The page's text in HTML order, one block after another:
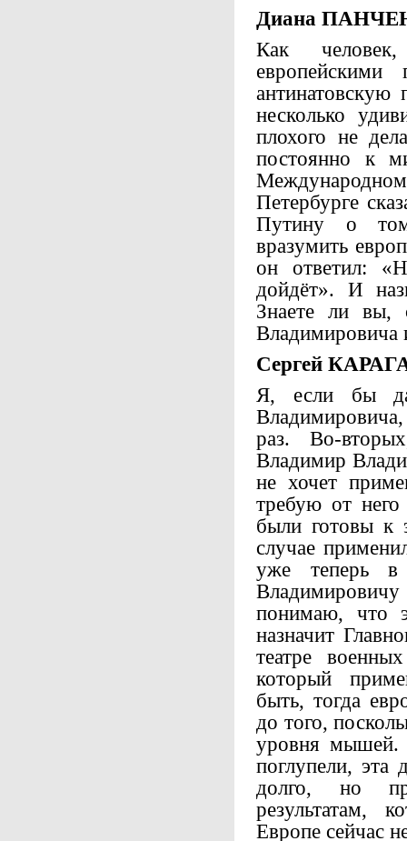
Диана
Как
европейскими
антинатовскую
несколько
плохого не
постоянно к
Петербурге
Путину о
вразумить
он ответил:
дойдёт». И
Знаете ли вы,
Владимировича
Сергей
Я, если бы
раз. Во-
Владимир
не хочет
требую от
были готовы к
случае
уже теперь в
Владимировичу
понимаю, что
назначит
театре
который
быть, тогда
до того,
уровня мышей.
поглупели, эта
долго, но
результатам,
Европе сейчас